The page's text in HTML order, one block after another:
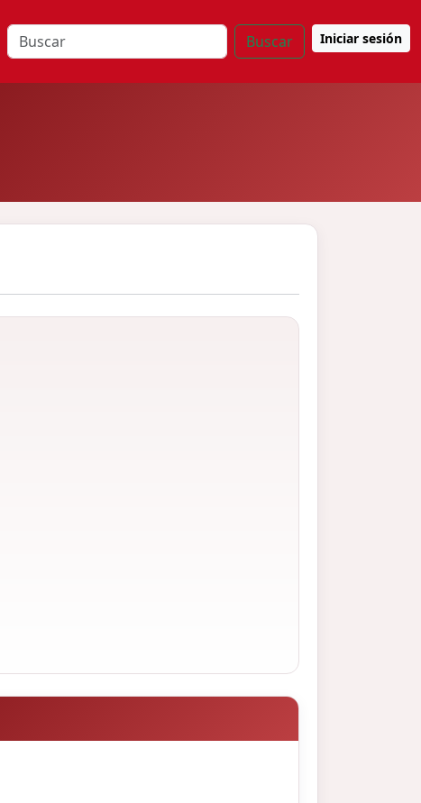
Buscar Iniciar sesión